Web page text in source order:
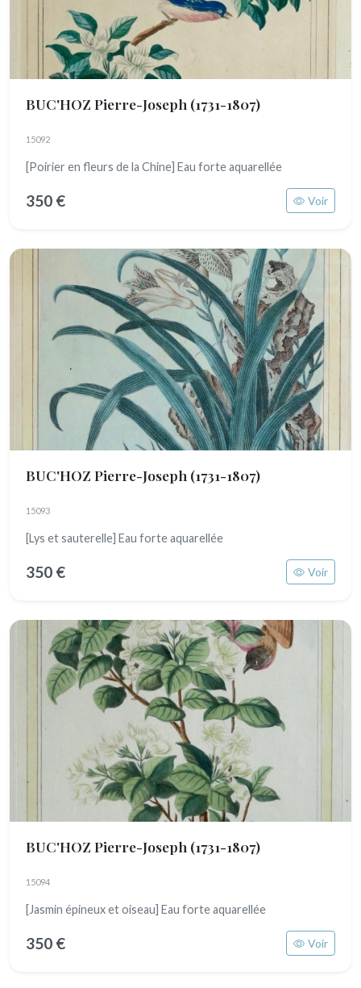
BUC'HOZ Pierre-Joseph (1731-1807)
15092
[Poirier en fleurs de la Chine] Eau forte aquarellée
350 € Voir
BUC'HOZ Pierre-Joseph (1731-1807)
15093
[Lys et sauterelle] Eau forte aquarellée
350 € Voir
BUC'HOZ Pierre-Joseph (1731-1807)
15094
[Jasmin épineux et oiseau] Eau forte aquarellée
350 € Voir